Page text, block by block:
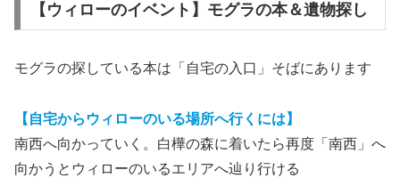
【ウィローのイベント】モグラの本＆遺物探し
モグラの探している本は「自宅の入口」そばにあります
【自宅からウィローのいる場所へ行くには】
南西へ向かっていく。白樺の森に着いたら再度「南西」へ
向かうとウィローのいるエリアへ辿り行ける